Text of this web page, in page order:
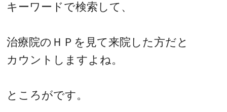
キーワードで検索して、
治療院のＨＰを見て来院した方だと
カウントしますよね。
ところがです。